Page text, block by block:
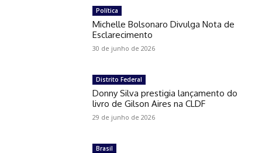
Política
Michelle Bolsonaro Divulga Nota de
Esclarecimento
30 de junho de 2026
Distrito Federal
Donny Silva prestigia lançamento do
livro de Gilson Aires na CLDF
29 de junho de 2026
Brasil